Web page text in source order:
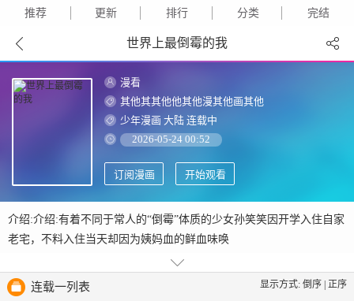
推荐 更新 排行 分类 完结
世界上最倒霉的我
漫看
其他其其他他其他漫其他画其他
少年漫画 大陆 连载中
2026-05-24 00:52
订阅漫画 开始观看
介绍:介绍:有着不同于常人的“倒霉”体质的少女孙笑笑因开学入住自家
老宅，不料入住当天却因为姨妈血的鲜血味唤
连载一列表 显示方式: 倒序 |正序